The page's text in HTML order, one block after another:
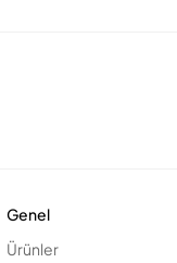
Genel
Ürünler